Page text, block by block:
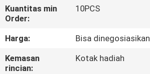
KONTROL
KUALITAS
BERITA
Kuantitas min
Order:
10PCS
Harga:
Bisa dinegosiasikan
Kemasan
rincian:
Kotak hadiah